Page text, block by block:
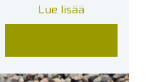
Lue lisää